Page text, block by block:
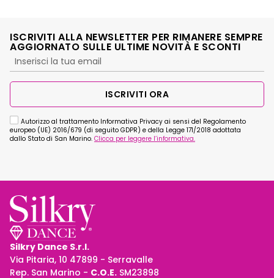
ISCRIVITI ALLA NEWSLETTER PER RIMANERE SEMPRE
AGGIORNATO SULLE ULTIME NOVITÀ E SCONTI
Autorizzo al trattamento Informativa Privacy ai sensi del Regolamento
europeo (UE) 2016/679 (di seguito GDPR) e della Legge 171/2018 adottata
dallo Stato di San Marino. Clicca per leggere l’informativa.
ISCRIVITI ORA
Silkry Dance S.r.l.
Via Pitaria, 10 47899 - Serravalle
Rep. San Marino - C.O.E. SM23898